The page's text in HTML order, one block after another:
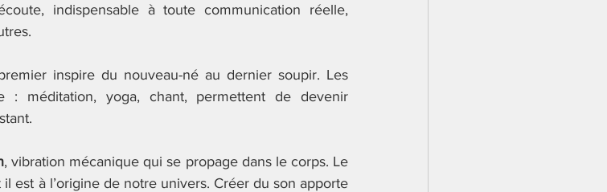
indispensable à toute communication réelle,
inspire du nouveau-né au dernier soupir. Les
: méditation, yoga, chant, permettent de devenir
, vibration mécanique qui se propage dans le corps. Le
est à l’origine de notre univers. Créer du son apporte